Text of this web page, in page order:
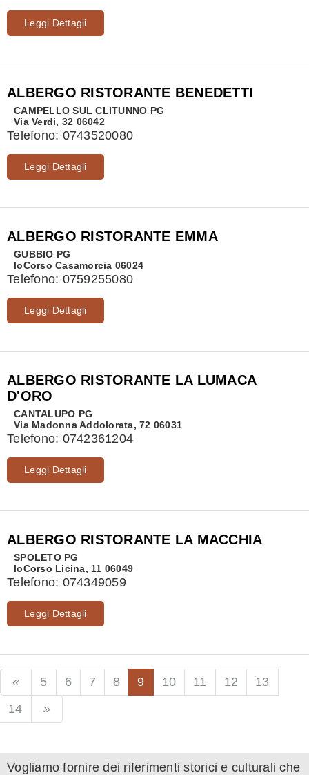
Leggi Dettagli
ALBERGO RISTORANTE BENEDETTI
CAMPELLO SUL CLITUNNO PG
Via Verdi, 32 06042
Telefono: 0743520080
Leggi Dettagli
ALBERGO RISTORANTE EMMA
GUBBIO PG
loCorso Casamorcia 06024
Telefono: 0759255080
Leggi Dettagli
ALBERGO RISTORANTE LA LUMACA
D'ORO
CANTALUPO PG
Via Madonna Addolorata, 72 06031
Telefono: 0742361204
Leggi Dettagli
ALBERGO RISTORANTE LA MACCHIA
SPOLETO PG
loCorso Licina, 11 06049
Telefono: 074349059
Leggi Dettagli
5 6 7 8 9 10 11 12
13
14
Vogliamo fornire dei riferimenti storici e culturali che